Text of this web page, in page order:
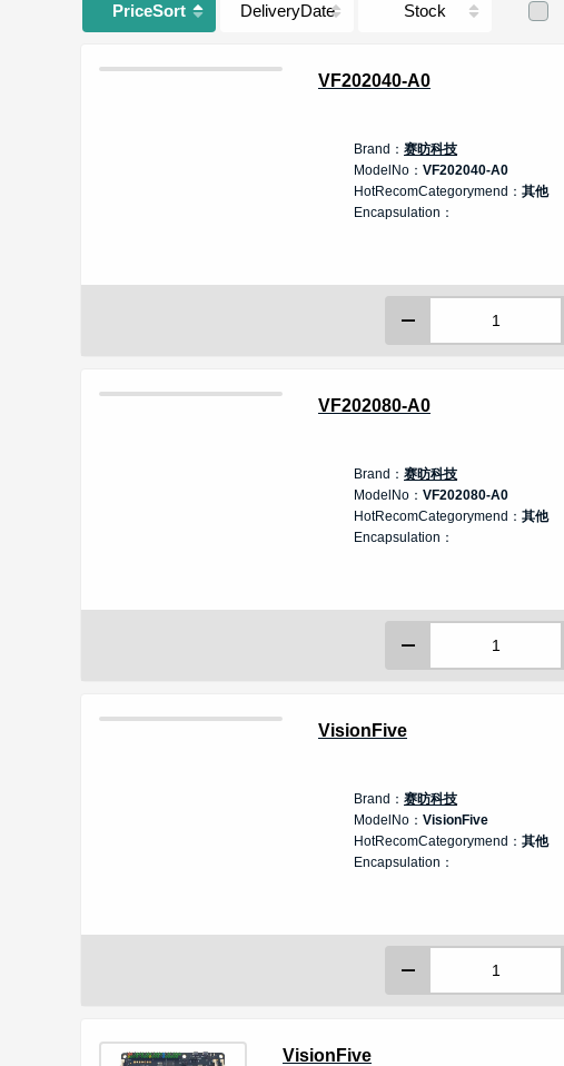
PriceSort DeliveryDate Stock
VF202040-A0
Brand： 赛昉科技
ModelNo： VF202040-A0
HotRecomCategorymend： 其他
Encapsulation：
VF202080-A0
Brand： 赛昉科技
ModelNo： VF202080-A0
HotRecomCategorymend： 其他
Encapsulation：
VisionFive
Brand： 赛昉科技
ModelNo： VisionFive
HotRecomCategorymend： 其他
Encapsulation：
VisionFive